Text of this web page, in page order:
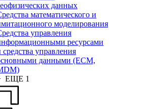
данных
математического и
моделирования
управления
ресурсами
средства управления
данными (ECM,
ЕЩЕ 1